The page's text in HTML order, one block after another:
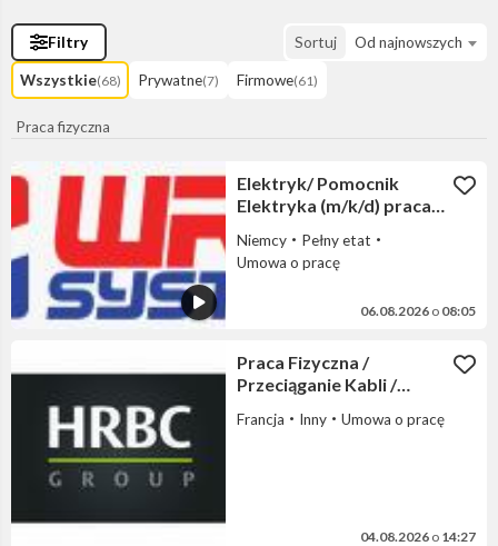
Filtry Sortuj Od najnowszych
Wszystkie(68) Prywatne(7) Firmowe(61)
Praca fizyczna
Elektryk/ Pomocnik
Elektryka (m/k/d) praca
Niemcy
Pełny etat
Umowa o pracę
06.08.2026 o 08:05
Praca Fizyczna /
Przeciąganie Kabli /
PRĄDU!
Francja Inny Umowa o pracę
04.08.2026 o 14:27